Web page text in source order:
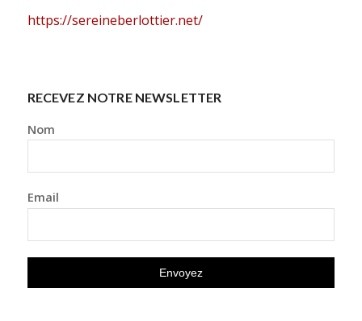
https://sereineberlottier.net/
RECEVEZ NOTRE NEWSLETTER
Nom
Email